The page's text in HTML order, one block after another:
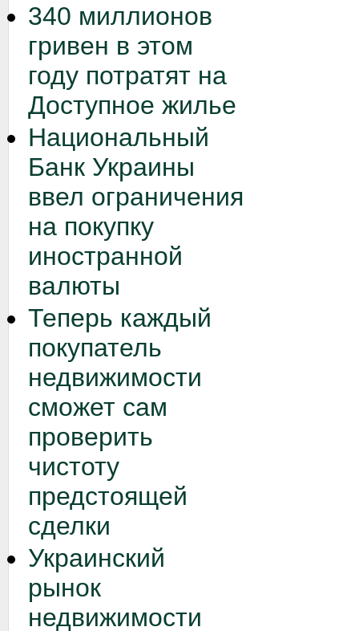
340 миллионов
гривен в этом
году потратят на
Доступное жилье
Национальный
Банк Украины
ввел ограничения
на покупку
иностранной
валюты
Теперь каждый
покупатель
недвижимости
сможет сам
проверить
чистоту
предстоящей
сделки
Украинский
рынок
недвижимости